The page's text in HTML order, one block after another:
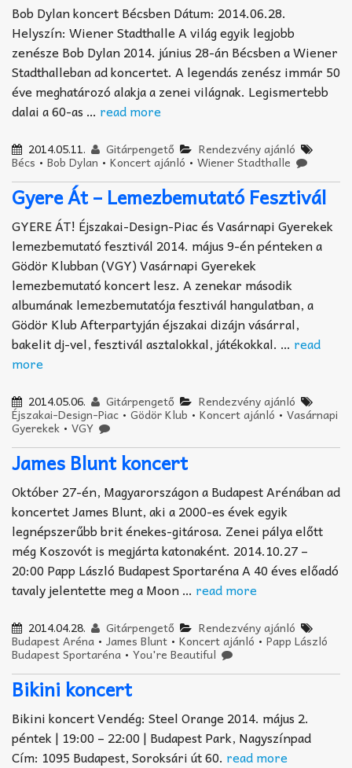
Bob Dylan koncert Bécsben Dátum: 2014.06.28.
Helyszín: Wiener Stadthalle A világ egyik legjobb
zenésze Bob Dylan 2014. június 28-án Bécsben a Wiener
Stadthalleban ad koncertet. A legendás zenész immár 50
éve meghatározó alakja a zenei világnak. Legismertebb
dalai a 60-as … read more
2014.05.11. Gitárpengető Rendezvény ajánló
Bécs • Bob Dylan • Koncert ajánló • Wiener Stadthalle
Gyere Át – Lemezbemutató Fesztivál
GYERE ÁT! Éjszakai-Design-Piac és Vasárnapi Gyerekek
lemezbemutató fesztivál 2014. május 9-én pénteken a
Gödör Klubban (VGY) Vasárnapi Gyerekek
lemezbemutató koncert lesz. A zenekar második
albumának lemezbemutatója fesztivál hangulatban, a
Gödör Klub Afterpartyján éjszakai dizájn vásárral,
bakelit dj-vel, fesztivál asztalokkal, játékokkal. … read
more
2014.05.06. Gitárpengető Rendezvény ajánló
Éjszakai-Design-Piac • Gödör Klub • Koncert ajánló • Vasárnapi
Gyerekek • VGY
James Blunt koncert
Október 27-én, Magyarországon a Budapest Arénában ad
koncertet James Blunt, aki a 2000-es évek egyik
legnépszerűbb brit énekes-gitárosa. Zenei pálya előtt
még Koszovót is megjárta katonaként. 2014.10.27 –
20:00 Papp László Budapest Sportaréna A 40 éves előadó
tavaly jelentette meg a Moon … read more
2014.04.28. Gitárpengető Rendezvény ajánló
Budapest Aréna • James Blunt • Koncert ajánló • Papp László
Budapest Sportaréna • You're Beautiful
Bikini koncert
Bikini koncert Vendég: Steel Orange 2014. május 2.
péntek | 19:00 – 22:00 | Budapest Park, Nagyszínpad
Cím: 1095 Budapest, Soroksári út 60. read more